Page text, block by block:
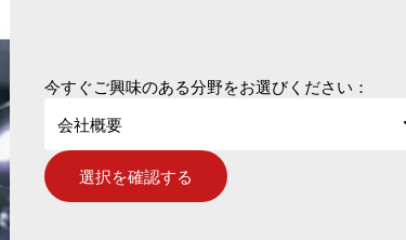
今すぐご興味のある分野をお選びください：
会社概要
選択を確認する
発を探
FLOW